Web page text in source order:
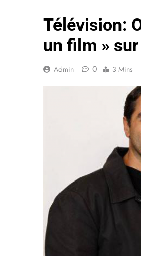
Télévision:
un film »
Admin 0 3 Mins